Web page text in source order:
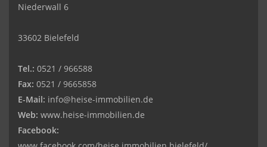
Niederwall 6
33602 Bielefeld
Tel.: 0521 / 966588
Fax: 0521 / 9665858
E-Mail: info@heise-immobilien.de
Web: www.heise-immobilien.de
Facebook: